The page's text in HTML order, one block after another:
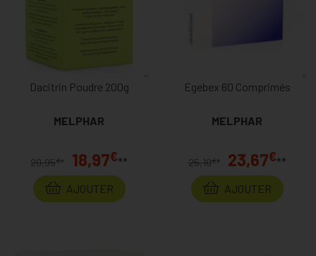
Dacitrin Poudre 200g
MELPHAR
20,95€* 18,97€**
AJOUTER
Egebex 60 Comprimés
MELPHAR
25,10€ * 23,67€**
AJOUTER